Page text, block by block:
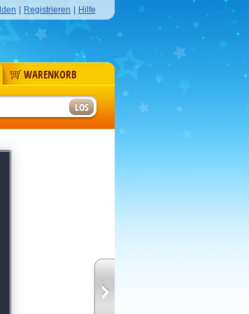
Registrieren Hilfe
WARENKORB